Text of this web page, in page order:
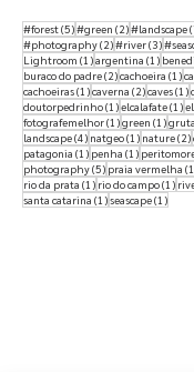
Procurar por
#forest(5)5 posts
#green(2)2 posts
#landscape
#photography(2)2 posts
#river(3)3 posts
Lightroom(1)1 post
argentina(1)1 post
buraco do padre(2)2 posts
cachoeira(1)1
cachoeiras(1)1 post
caverna(2)2 posts
caves(1)
doutorpedrinho(1)1 post
elcalafate(1)1
fotografemelhor(1)1 post
green(1)1 post
landscape(4)4 posts
natgeo(1)1 post
nature(2)
patagonia(1)1 post
penha(1)1 post
photography(5)5 posts
praia vermelha